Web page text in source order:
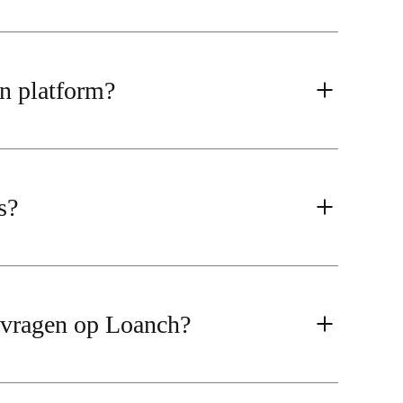
platform?
op Loanch?